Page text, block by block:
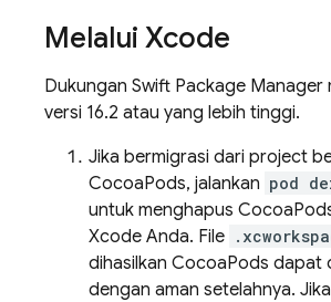
Melalui Xcode
Dukungan Swift Package Manager
versi 16.2 atau yang lebih tinggi.
Jika bermigrasi dari project
CocoaPods, jalankan pod
untuk menghapus
Xcode Anda. File
dihasilkan CocoaPods dapat
dengan aman setelahnya. Jika